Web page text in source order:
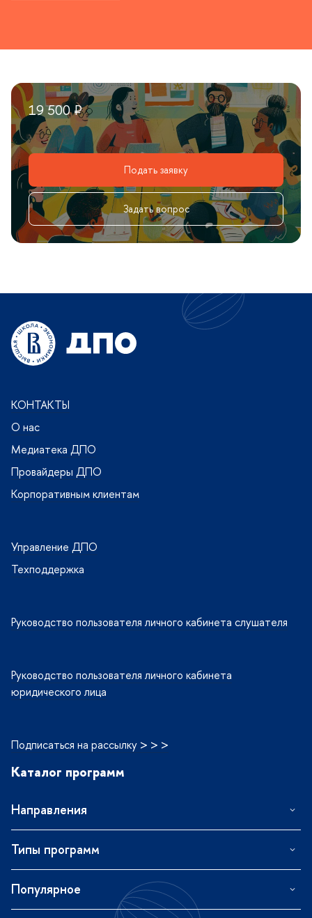
19 500 ₽
Подать заявку
Задать вопрос
КОНТАКТЫ
О нас
Медиатека ДПО
Провайдеры ДПО
Корпоративным клиентам
Управление ДПО
Техподдержка
Руководство пользователя личного кабинета слушателя
Руководство пользователя личного кабинета
юридического лица
Подписаться на рассылку > > >
Каталог программ
Направления
Типы программ
Популярное